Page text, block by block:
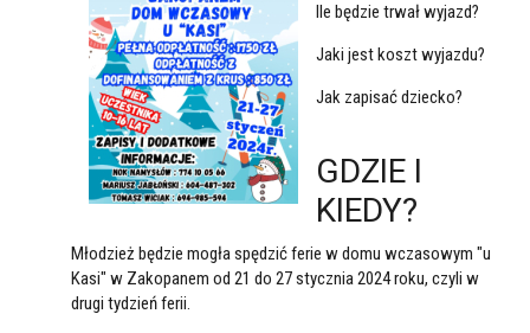
Ile będzie trwał wyjazd?
Jaki jest koszt wyjazdu?
Jak zapisać dziecko?
GDZIE I
KIEDY?
Młodzież będzie mogła spędzić ferie w domu wczasowym "u
Kasi" w Zakopanem od 21 do 27 stycznia 2024 roku, czyli w
drugi tydzień ferii.